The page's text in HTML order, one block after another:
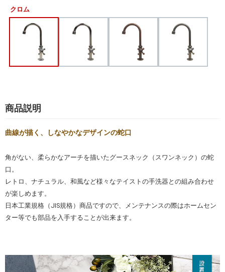
クロム
商品説明
曲線が描く、しなやかなデザインの蛇口
角がない、柔らかなアーチを描いたグースネック（スワンネック）の蛇
口。
レトロ、ナチュラル、和風など様々なテイストの手洗器との組み合わせ
が楽しめます。
日本工業規格（JIS規格）商品ですので、メンテナンスの際はホームセン
ター等でも部品を入手することが出来ます。